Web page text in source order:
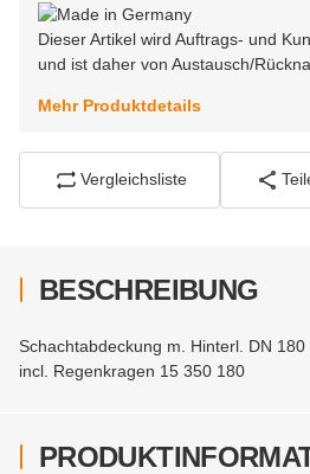
Dieser Artikel wird Auftrags- und
und ist daher von Austausch/
Mehr Produktdetails
Vergleichsliste
BESCHREIBUNG
Schachtabdeckung m. Hinterl. DN 180
incl. Regenkragen 15 350 180